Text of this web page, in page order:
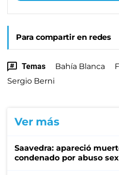
Para compartir en redes
Temas Bahía Blanca
Sergio Berni
Ver más
Saavedra: apareció
condenado por abuso